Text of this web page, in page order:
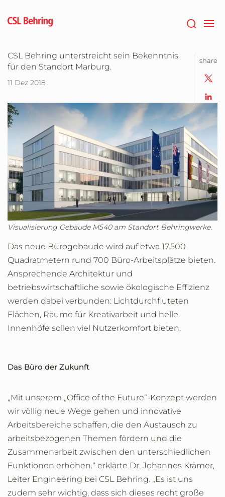
Hauptinhalt
springen
CSL Behring unterstreicht sein Bekenntnis
für den Standort Marburg.
11 Dez 2018
Visualisierung Gebäude M540 am Standort Behringwerke.
Das neue Bürogebäude wird auf etwa 17.500
Quadratmetern rund 700 Büro-Arbeitsplätze bieten.
Ansprechende Architektur und
betriebswirtschaftliche sowie ökologische Effizienz
werden dabei verbunden: Lichtdurchfluteten
Flächen, Räume für Kreativarbeit und helle
Innenhöfe sollen viel Nutzerkomfort bieten.
Das Büro der Zukunft
„Mit unserem „Office of the Future“-Konzept werden
wir völlig neue Wege gehen und innovative
Arbeitsbereiche schaffen, die den Austausch zu
arbeitsbezogenen Themen fördern und die
Zusammenarbeit zwischen den unterschiedlichen
Funktionen erhöhen.“ erklärte Dr. Johannes Krämer,
Leiter Engineering bei CSL Behring. „Es ist uns
zudem sehr wichtig, dass sich dieses recht große
share